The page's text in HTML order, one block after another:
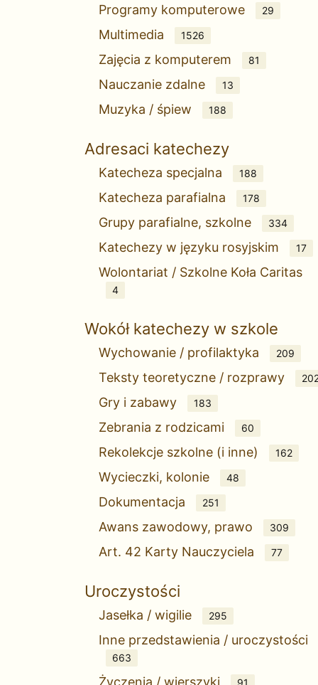
Programy komputerowe 29
Multimedia 1526
Zajęcia z komputerem 81
Nauczanie zdalne 13
Muzyka / śpiew 188
Adresaci katechezy
Katecheza specjalna 188
Katecheza parafialna 178
Grupy parafialne, szkolne 334
Katechezy w języku rosyjskim 17
Wolontariat / Szkolne Koła Caritas
4
Wokół katechezy w szkole
Wychowanie / profilaktyka 209
Teksty teoretyczne / rozprawy
Gry i zabawy 183
Zebrania z rodzicami 60
Rekolekcje szkolne (i inne) 162
Wycieczki, kolonie 48
Dokumentacja 251
Awans zawodowy, prawo 309
Art. 42 Karty Nauczyciela 77
Uroczystości
Jasełka / wigilie 295
Inne przedstawienia / uroczystości
663
Życzenia / wierszyki 91